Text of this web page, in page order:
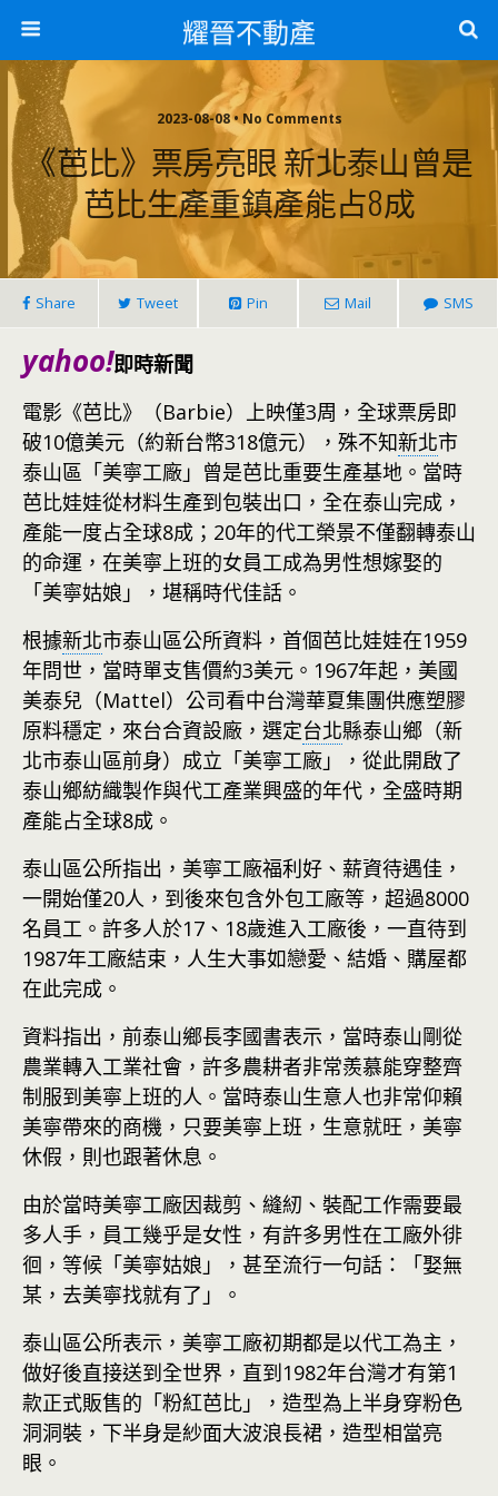
耀晉不動產
2023-08-08 • No Comments
《芭比》票房亮眼 新北泰山曾是
芭比生產重鎮產能占8成
Share Tweet Pin Mail SMS
yahoo!即時新聞
電影《芭比》（Barbie）上映僅3周，全球票房即
破10億美元（約新台幣318億元），殊不知新北市
泰山區「美寧工廠」曾是芭比重要生產基地。當時
芭比娃娃從材料生產到包裝出口，全在泰山完成，
產能一度占全球8成；20年的代工榮景不僅翻轉泰山
的命運，在美寧上班的女員工成為男性想嫁娶的
「美寧姑娘」，堪稱時代佳話。
根據新北市泰山區公所資料，首個芭比娃娃在1959
年問世，當時單支售價約3美元。1967年起，美國
美泰兒（Mattel）公司看中台灣華夏集團供應塑膠
原料穩定，來台合資設廠，選定台北縣泰山鄉（新
北市泰山區前身）成立「美寧工廠」，從此開啟了
泰山鄉紡織製作與代工產業興盛的年代，全盛時期
產能占全球8成。
泰山區公所指出，美寧工廠福利好、薪資待遇佳，
一開始僅20人，到後來包含外包工廠等，超過8000
名員工。許多人於17、18歲進入工廠後，一直待到
1987年工廠結束，人生大事如戀愛、結婚、購屋都
在此完成。
資料指出，前泰山鄉長李國書表示，當時泰山剛從
農業轉入工業社會，許多農耕者非常羨慕能穿整齊
制服到美寧上班的人。當時泰山生意人也非常仰賴
美寧帶來的商機，只要美寧上班，生意就旺，美寧
休假，則也跟著休息。
由於當時美寧工廠因裁剪、縫紉、裝配工作需要最
多人手，員工幾乎是女性，有許多男性在工廠外徘
徊，等候「美寧姑娘」，甚至流行一句話：「娶無
某，去美寧找就有了」。
泰山區公所表示，美寧工廠初期都是以代工為主，
做好後直接送到全世界，直到1982年台灣才有第1
款正式販售的「粉紅芭比」，造型為上半身穿粉色
洞洞裝，下半身是紗面大波浪長裙，造型相當亮
眼。